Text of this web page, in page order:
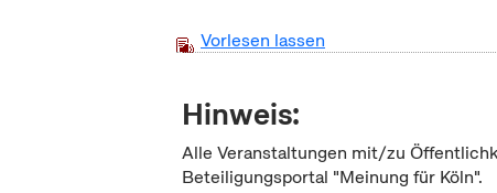
Vorlesen lassen
Hinweis:
Alle Veranstaltungen mit/zu
Beteiligungsportal "Meinung für Köln".